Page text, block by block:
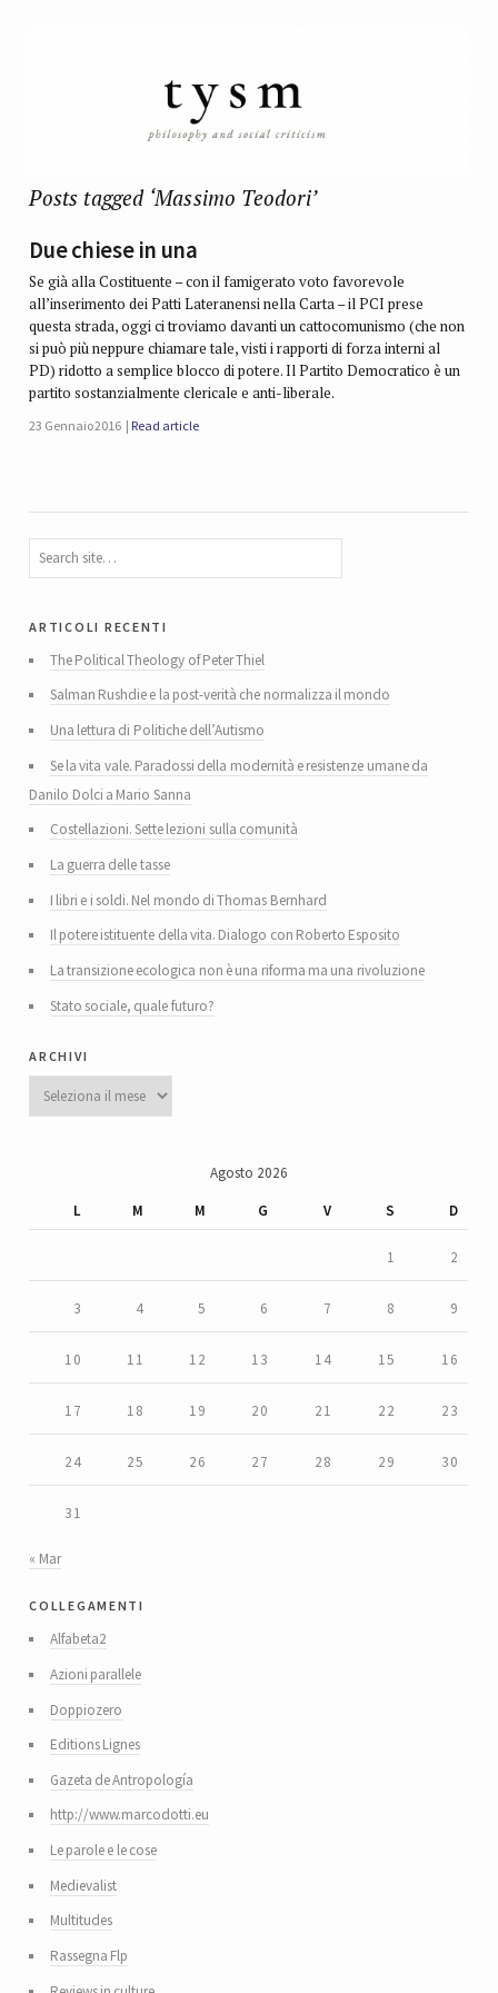
Posts tagged ‘Massimo Teodori’
Due chiese in una
Se già alla Costituente – con il famigerato voto favorevole
all’inserimento dei Patti Lateranensi nella Carta – il PCI prese
questa strada, oggi ci troviamo davanti un cattocomunismo (che non
si può più neppure chiamare tale, visti i rapporti di forza interni al
PD) ridotto a semplice blocco di potere. Il Partito Democratico è un
partito sostanzialmente clericale e anti-liberale.
23 Gennaio 2016 Read article
articoli recenti
The Political Theology of Peter Thiel
Salman Rushdie e la post-verità che normalizza il mondo
Una lettura di Politiche dell’Autismo
Se la vita vale. Paradossi della modernità e resistenze umane da
Danilo Dolci a Mario Sanna
Costellazioni. Sette lezioni sulla comunità
La guerra delle tasse
I libri e i soldi. Nel mondo di Thomas Bernhard
Il potere istituente della vita. Dialogo con Roberto Esposito
La transizione ecologica non è una riforma ma una rivoluzione
Stato sociale, quale futuro?
archivi
Archivi
Agosto 2026
L
M M G V S D
1 2
3 4 5 6 7 8 9
10 11 12 13 14 15 16
17 18 19 20 21 22 23
24 25 26 27 28 29 30
31
« Mar
collegamenti
Alfabeta2
Azioni parallele
Doppiozero
Editions Lignes
Gazeta de Antropología
http://www.marcodotti.eu
Le parole e le cose
Medievalist
Multitudes
Rassegna Flp